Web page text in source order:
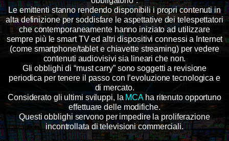
Le emittenti stanno rendendo disponibili i propri contenuti in
alta definizione per soddisfare le aspettative dei telespettatori
che contemporaneamente hanno iniziato ad utilizzare
sempre più le smart TV ed altri dispositivi connessi a Internet
(come smartphone/tablet e chiavette streaming) per vedere
contenuti audiovisivi sia lineari che non.
Gli obblighi di “must carry” sono soggetti a revisione
periodica per tenere il passo con l’evoluzione tecnologica e
di mercato.
Considerato gli ultimi sviluppi, la MCAha ritenuto opportuno
effettuare delle modifiche.
Questi obblighi servono per impedire la proliferazione
incontrollata di televisioni commerciali.